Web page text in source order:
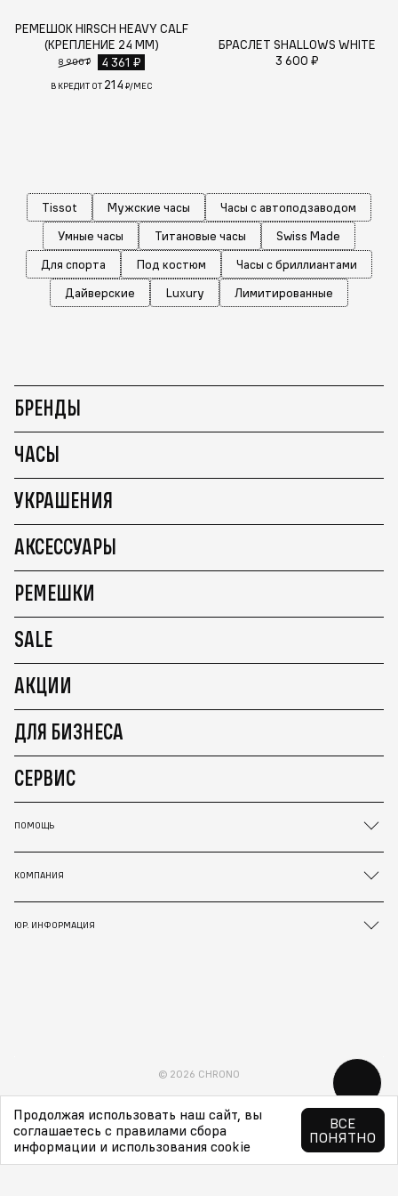
РЕМЕШОК HIRSCH HEAVY CALF
(КРЕПЛЕНИЕ 24 ММ)
8 900 ₽ 4 361 ₽
В КРЕДИТ ОТ 214 ₽/МЕС
БРАСЛЕТ SHALLOWS WHITE
3 600 ₽
Tissot Мужские часы
Часы с автоподзаводом
Умные часы
Титановые часы
Swiss Made
Для спорта
Под костюм
Часы с бриллиантами
Дайверские
Luxury Лимитированные
БРЕНДЫ
ЧАСЫ
УКРАШЕНИЯ
АКСЕССУАРЫ
РЕМЕШКИ
SALE
АКЦИИ
ДЛЯ БИЗНЕСА
СЕРВИС
ПОМОЩЬ
КОМПАНИЯ
ЮР. ИНФОРМАЦИЯ
© 2026 CHRONO
Продолжая использовать наш сайт, вы
соглашаетесь с правилами сбора
информации и использования cookie
ВСЕ
ПОНЯТНО